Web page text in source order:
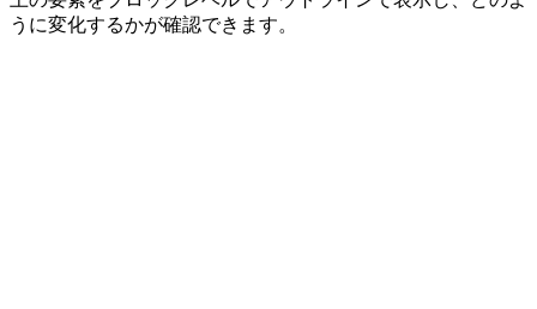
うに変化するかが確認できます。